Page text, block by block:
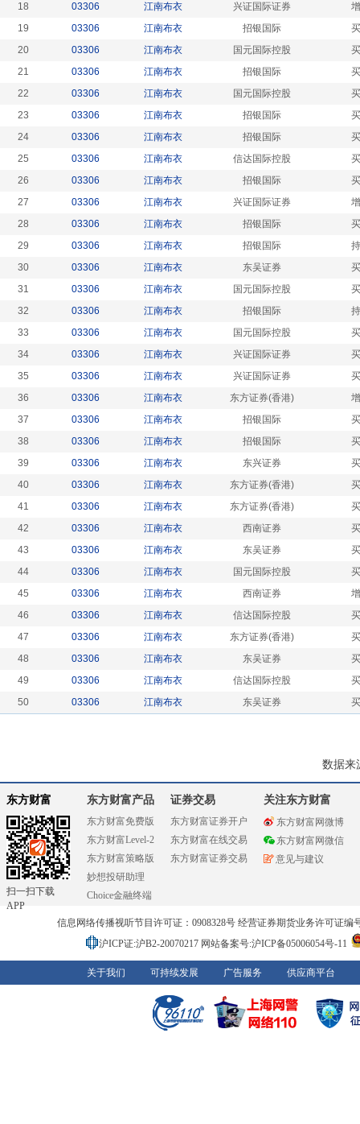
18
03306 江南布衣 兴证国际证券
19
03306 江南布衣 招银国际
20
03306 江南布衣 国元国际控股
21
03306 江南布衣 招银国际
22
03306 江南布衣 国元国际控股
23
03306 江南布衣 招银国际
24
03306 江南布衣 招银国际
25
03306 江南布衣 信达国际控股
26
03306 江南布衣 招银国际
27
03306 江南布衣 兴证国际证券
28
03306 江南布衣 招银国际
29
03306 江南布衣 招银国际
30
03306 江南布衣 东吴证券
31
03306 江南布衣 国元国际控股
32
03306 江南布衣 招银国际
33
03306 江南布衣 国元国际控股
34
03306 江南布衣 兴证国际证券
35
03306 江南布衣 兴证国际证券
36
03306 江南布衣 东方证券(香港)
37
03306 江南布衣 招银国际
38
03306 江南布衣 招银国际
39
03306 江南布衣 东兴证券
40
03306 江南布衣 东方证券(香港)
41
03306 江南布衣 东方证券(香港)
42
03306 江南布衣 西南证券
43
03306 江南布衣 东吴证券
44
03306 江南布衣 国元国际控股
45
03306 江南布衣 西南证券
46
03306 江南布衣 信达国际控股
47
03306 江南布衣 东方证券(香港)
48
03306 江南布衣 东吴证券
49
03306 江南布衣 信达国际控股
50
03306 江南布衣 东吴证券
数据来
东方财富
扫一扫下载
APP
东方财富产品
东方财富免费版
东方财富Level-2
东方财富策略版
妙想投研助理
Choice金融终端
证券交易
东方财富证券开户
东方财富在线交易
东方财富证券交易
关注东方财富
东方财富网微博
东方财富网微信
意见与建议
信息网络传播视听节目许可证：0908328号 经营证券期货业务许可证编
沪ICP证:沪B2-20070217 网站备案号:沪ICP备05006054号-11
关于我们 可持续发展 广告服务 供应商平台